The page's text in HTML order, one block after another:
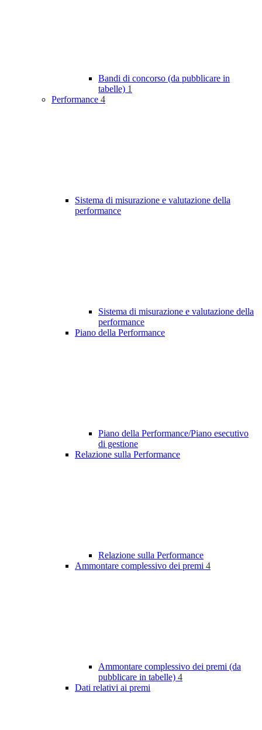
Bandi di concorso (da pubblicare in
tabelle) 1
Performance 4
Sistema di misurazione e valutazione della
performance
Sistema di misurazione e valutazione della
performance
Piano della Performance
Piano della Performance/Piano esecutivo
di gestione
Relazione sulla Performance
Relazione sulla Performance
Ammontare complessivo dei premi 4
Ammontare complessivo dei premi (da
pubblicare in tabelle) 4
Dati relativi ai premi